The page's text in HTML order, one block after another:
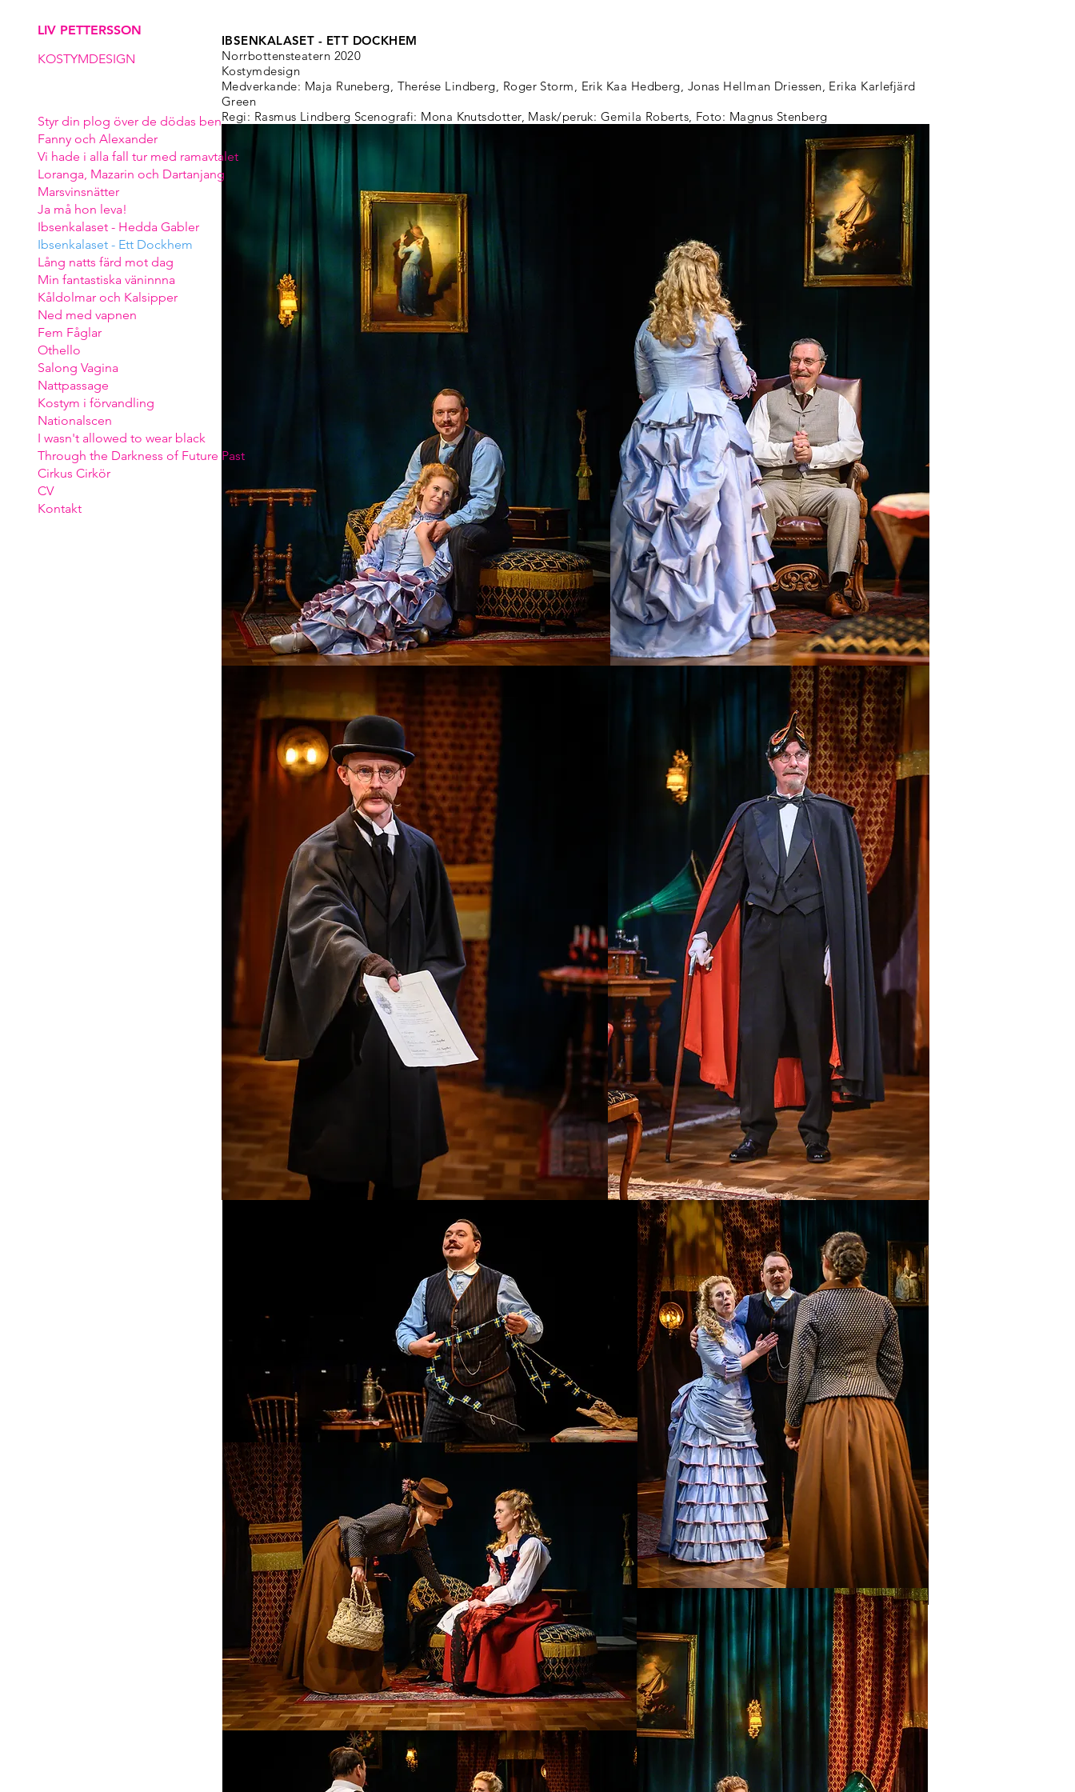
LIV PETTERSSON
KOSTYMDESIGN
IBSENKALASET - ETT DOCKHEM
Norrbottensteatern 2020
Kostymdesign
Medverkande: Maja Runeberg, Therése Lindberg, Roger Storm, Erik Kaa Hedberg, Jonas Hellman Driessen, Erika Karlefjärd
Green
Regi: Rasmus Lindberg Scenografi: Mona Knutsdotter, Mask/peruk: Gemila Roberts, Foto: Magnus Stenberg
Styr din plog över de dödas ben
Fanny och Alexander
Vi hade i alla fall tur med ramavtalet
Loranga, Mazarin och Dartanjang
Marsvinsnätter
Ja må hon leva!
Ibsenkalaset - Hedda Gabler
Ibsenkalaset - Ett Dockhem
Lång natts färd mot dag
Min fantastiska väninnna
Kåldolmar och Kalsipper
Ned med vapnen
Fem Fåglar
Othello
Salong Vagina
Nattpassage
Kostym i förvandling
Nationalscen
I wasn't allowed to wear black
Through the Darkness of Future Past
Cirkus Cirkör
CV
Kontakt